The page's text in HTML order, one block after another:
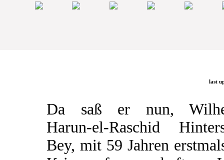
last
Da saß er nun,
Harun-el-Raschid
Bey, mit 59 Jahren